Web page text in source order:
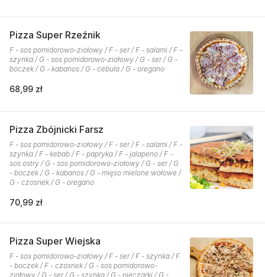
Pizza Super Rzeźnik
F - sos pomidorowo-ziołowy / F - ser / F - salami / F -
szynka / G - sos pomidorowo-ziołowy / G - ser / G -
boczek / G - kabanos / G - cebula / G - oregano
68,99 zł
Pizza Zbójnicki Farsz
F - sos pomidorowo-ziołowy / F - ser / F - salami / F -
szynka / F - kebab / F - papryka / F - jalapeno / F -
sos ostry / G - sos pomidorowo-ziołowy / G - ser / G
- boczek / G - kabanos / G - mięso mielone wołowe /
G - czosnek / G - oregano
70,99 zł
Pizza Super Wiejska
F - sos pomidorowo-ziołowy / F - ser / F - szynka / F
- boczek / F - czosnek / G - sos pomidorowo-
ziołowy / G - ser / G - szynka / G - pieczarki / G -